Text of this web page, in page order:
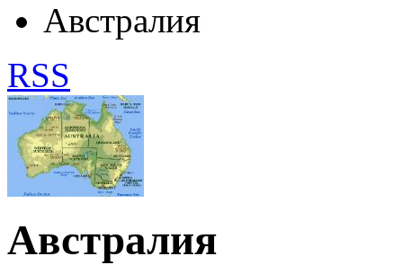
Австралия
RSS
Австралия